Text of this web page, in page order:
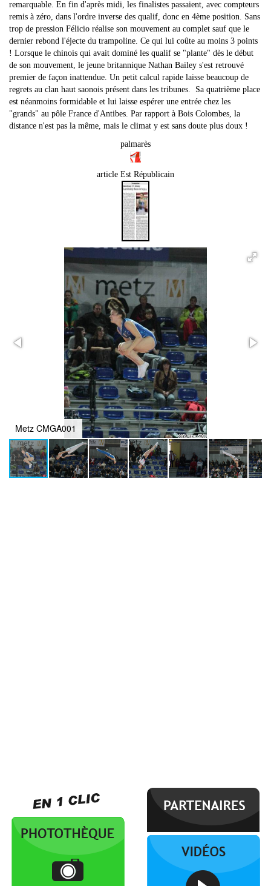
remarquable. En fin d'après midi, les finalistes passaient, avec compteurs
remis à zéro, dans l'ordre inverse des qualif, donc en 4ème position. Sans
trop de pression Félicio réalise son mouvement au complet sauf que le
dernier rebond l'éjecte du trampoline. Ce qui lui coûte au moins 3 points
! Lorsque le chinois qui avait dominé les qualif se "plante" dès le début
de son mouvement, le jeune britannique Nathan Bailey s'est retrouvé
premier de façon inattendue. Un petit calcul rapide laisse beaucoup de
regrets au clan haut saonois présent dans les tribunes. Sa quatrième place
est néanmoins formidable et lui laisse espérer une entrée chez les
"grands" au pôle France d'Antibes. Par rapport à Bois Colombes, la
distance n'est pas la même, mais le climat y est sans doute plus doux !
palmarès
article Est Républicain
Metz CMGA001